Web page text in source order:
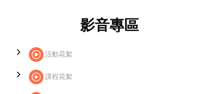
影音專區
活動花絮
課程花絮